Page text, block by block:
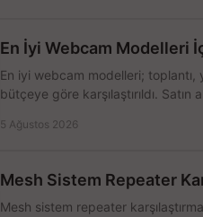
En İyi Webcam Modelleri
En iyi webcam modelleri; toplantı,
bütçeye göre karşılaştırıldı. Satın
5 Ağustos 2026
Mesh Sistem Repeater
Mesh sistem repeater